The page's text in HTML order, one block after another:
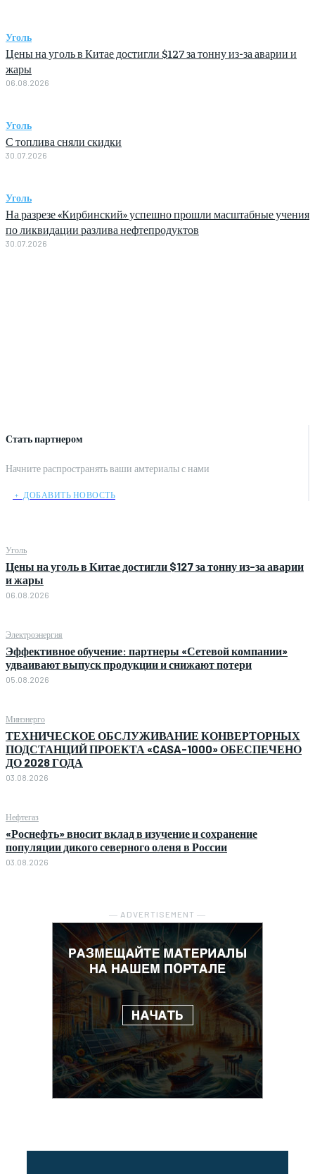
Стать партнером
Начните распространять ваши амтериалы с нами
﹢ ДОБАВИТЬ НОВОСТЬ
Уголь
Цены на уголь в Китае достигли $127 за тонну из-за аварии
и жары
06.08.2026
Электроэнергия
Эффективное обучение: партнеры «Сетевой компании»
удваивают выпуск продукции и снижают потери
05.08.2026
Минэнерго
ТЕХНИЧЕСКОЕ ОБСЛУЖИВАНИЕ КОНВЕРТОРНЫХ
ПОДСТАНЦИЙ ПРОЕКТА «CASA-1000» ОБЕСПЕЧЕНО
ДО 2028 ГОДА
03.08.2026
Нефтегаз
«Роснефть» вносит вклад в изучение и сохранение
популяции дикого северного оленя в России
03.08.2026
― ADVERTISEMENT ―
Уголь
Цены на уголь в Китае достигли $127 за тонну из-за аварии и
жары
06.08.2026
Уголь
С топлива сняли скидки
30.07.2026
Уголь
На разрезе «Кирбинский» успешно прошли масштабные учения
по ликвидации разлива нефтепродуктов
30.07.2026